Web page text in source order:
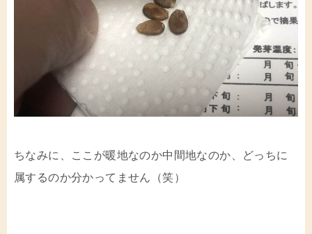
ちなみに、ここが暖地なのか中間地なのか、どっちに
属するのか分かってません（笑）